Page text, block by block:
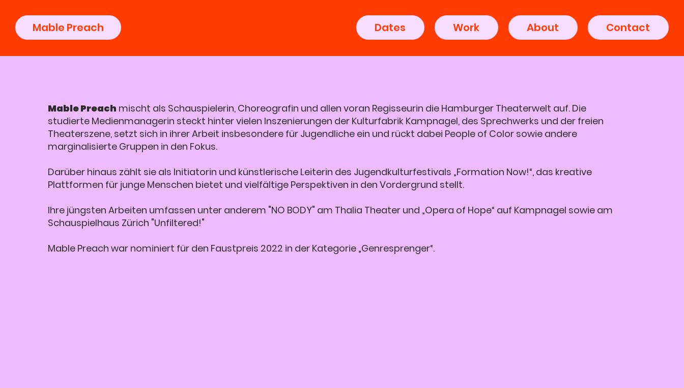
Mable Preach Dates Work About Contact
Mable Preach mischt als Schauspielerin, Choreografin und allen voran Regisseurin die Hamburger Theaterwelt auf. Die
studierte Medienmanagerin steckt hinter vielen Inszenierungen der Kulturfabrik Kampnagel, des Sprechwerks und der freien
Theaterszene, setzt sich in ihrer Arbeit insbesondere für Jugendliche ein und rückt dabei People of Color sowie andere
marginalisierte Gruppen in den Fokus.
Darüber hinaus zählt sie als Initiatorin und künstlerische Leiterin des Jugendkulturfestivals „Formation Now!“, das kreative
Plattformen für junge Menschen bietet und vielfältige Perspektiven in den Vordergrund stellt.
Ihre jüngsten Arbeiten umfassen unter anderem "NO BODY" am Thalia Theater und „Opera of Hope“ auf Kampnagel sowie am
Schauspielhaus Zürich "Unfiltered!"
Mable Preach war nominiert für den Faustpreis 2022 in der Kategorie „Genresprenger“.